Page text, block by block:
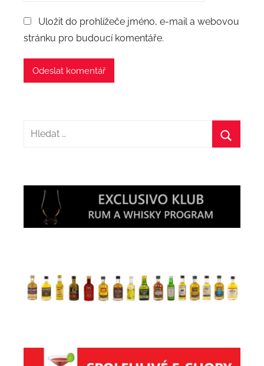
Uložit do prohlížeče jméno, e-mail a webovou
stránku pro budoucí komentáře.
Hledat: